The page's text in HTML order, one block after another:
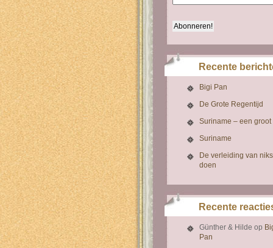
Recente
Bigi Pan
De Grote Regentijd
Suriname – een groot
Suriname
De verleiding van niks
doen
Recente
Günther & Hilde op
Pan